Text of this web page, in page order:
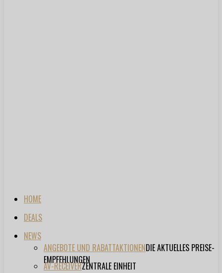
HOME
DEALS
NEWS
ANGEBOTE UND RABATTAKTIONENDIE AKTUELLES PREISE-
EMPFEHLUNGEN
AV-RECEIVERZENTRALE EINHEIT